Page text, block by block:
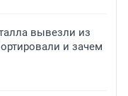
вывезли из
и зачем